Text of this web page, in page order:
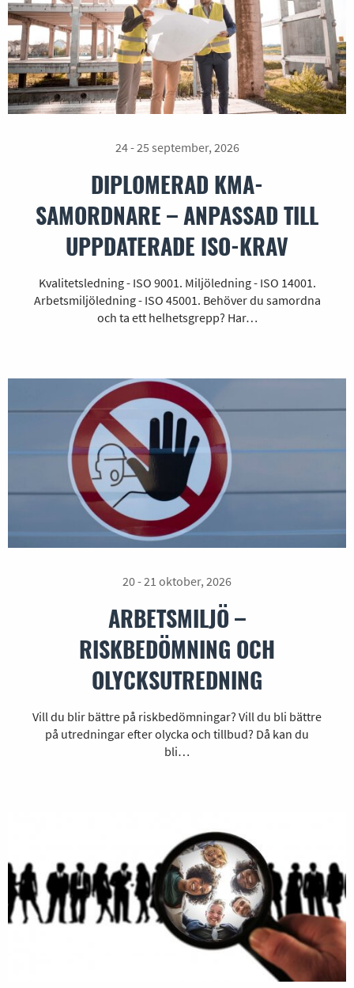
24 - 25 september, 2026
DIPLOMERAD KMA-
SAMORDNARE – ANPASSAD TILL
UPPDATERADE ISO-KRAV
Kvalitetsledning - ISO 9001. Miljöledning - ISO 14001.
Arbetsmiljöledning - ISO 45001. Behöver du samordna
och ta ett helhetsgrepp? Har…
20 - 21 oktober, 2026
ARBETSMILJÖ –
RISKBEDÖMNING OCH
OLYCKSUTREDNING
Vill du blir bättre på riskbedömningar? Vill du bli bättre
på utredningar efter olycka och tillbud? Då kan du
bli…